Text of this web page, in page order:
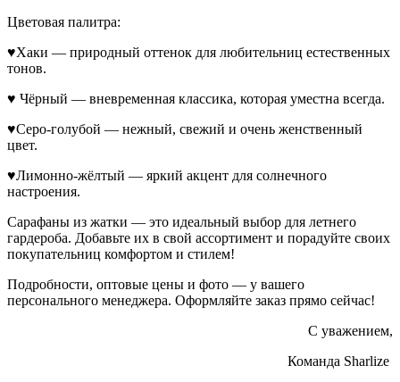
Цветовая палитра:
♥Хаки — природный оттенок для любительниц естественных
тонов.
♥ Чёрный — вневременная классика, которая уместна всегда.
♥Серо-голубой — нежный, свежий и очень женственный
цвет.
♥Лимонно-жёлтый — яркий акцент для солнечного
настроения.
Сарафаны из жатки — это идеальный выбор для летнего
гардероба. Добавьте их в свой ассортимент и порадуйте своих
покупательниц комфортом и стилем!
Подробности, оптовые цены и фото — у вашего
персонального менеджера. Оформляйте заказ прямо сейчас!
С уважением,
Команда Sharlize